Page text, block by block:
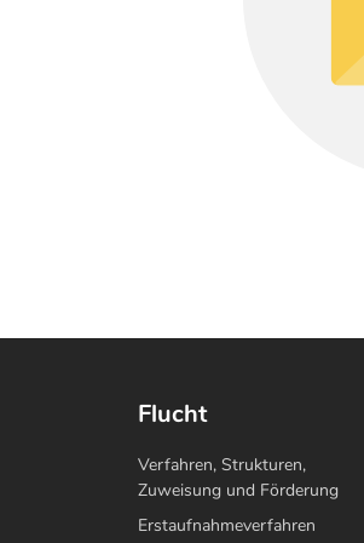
Einwohnerinnen und
Flucht
Verfahren, Strukturen,
Zuweisung und Förderung
Erstaufnahmeverfahren